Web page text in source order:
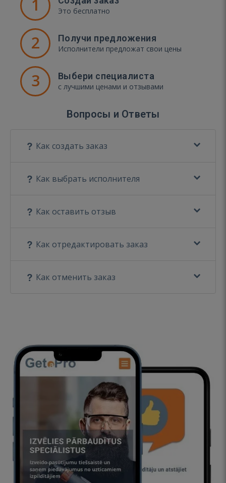
1 Это бесплатно
2 Получи предложения
Исполнители предложат свои цены
3 Выбери специалиста
с лучшими ценами и отзывами
Вопросы и Ответы
Как создать заказ
Как выбрать исполнителя
Как оставить отзыв
Как отредактировать заказ
Как отменить заказ